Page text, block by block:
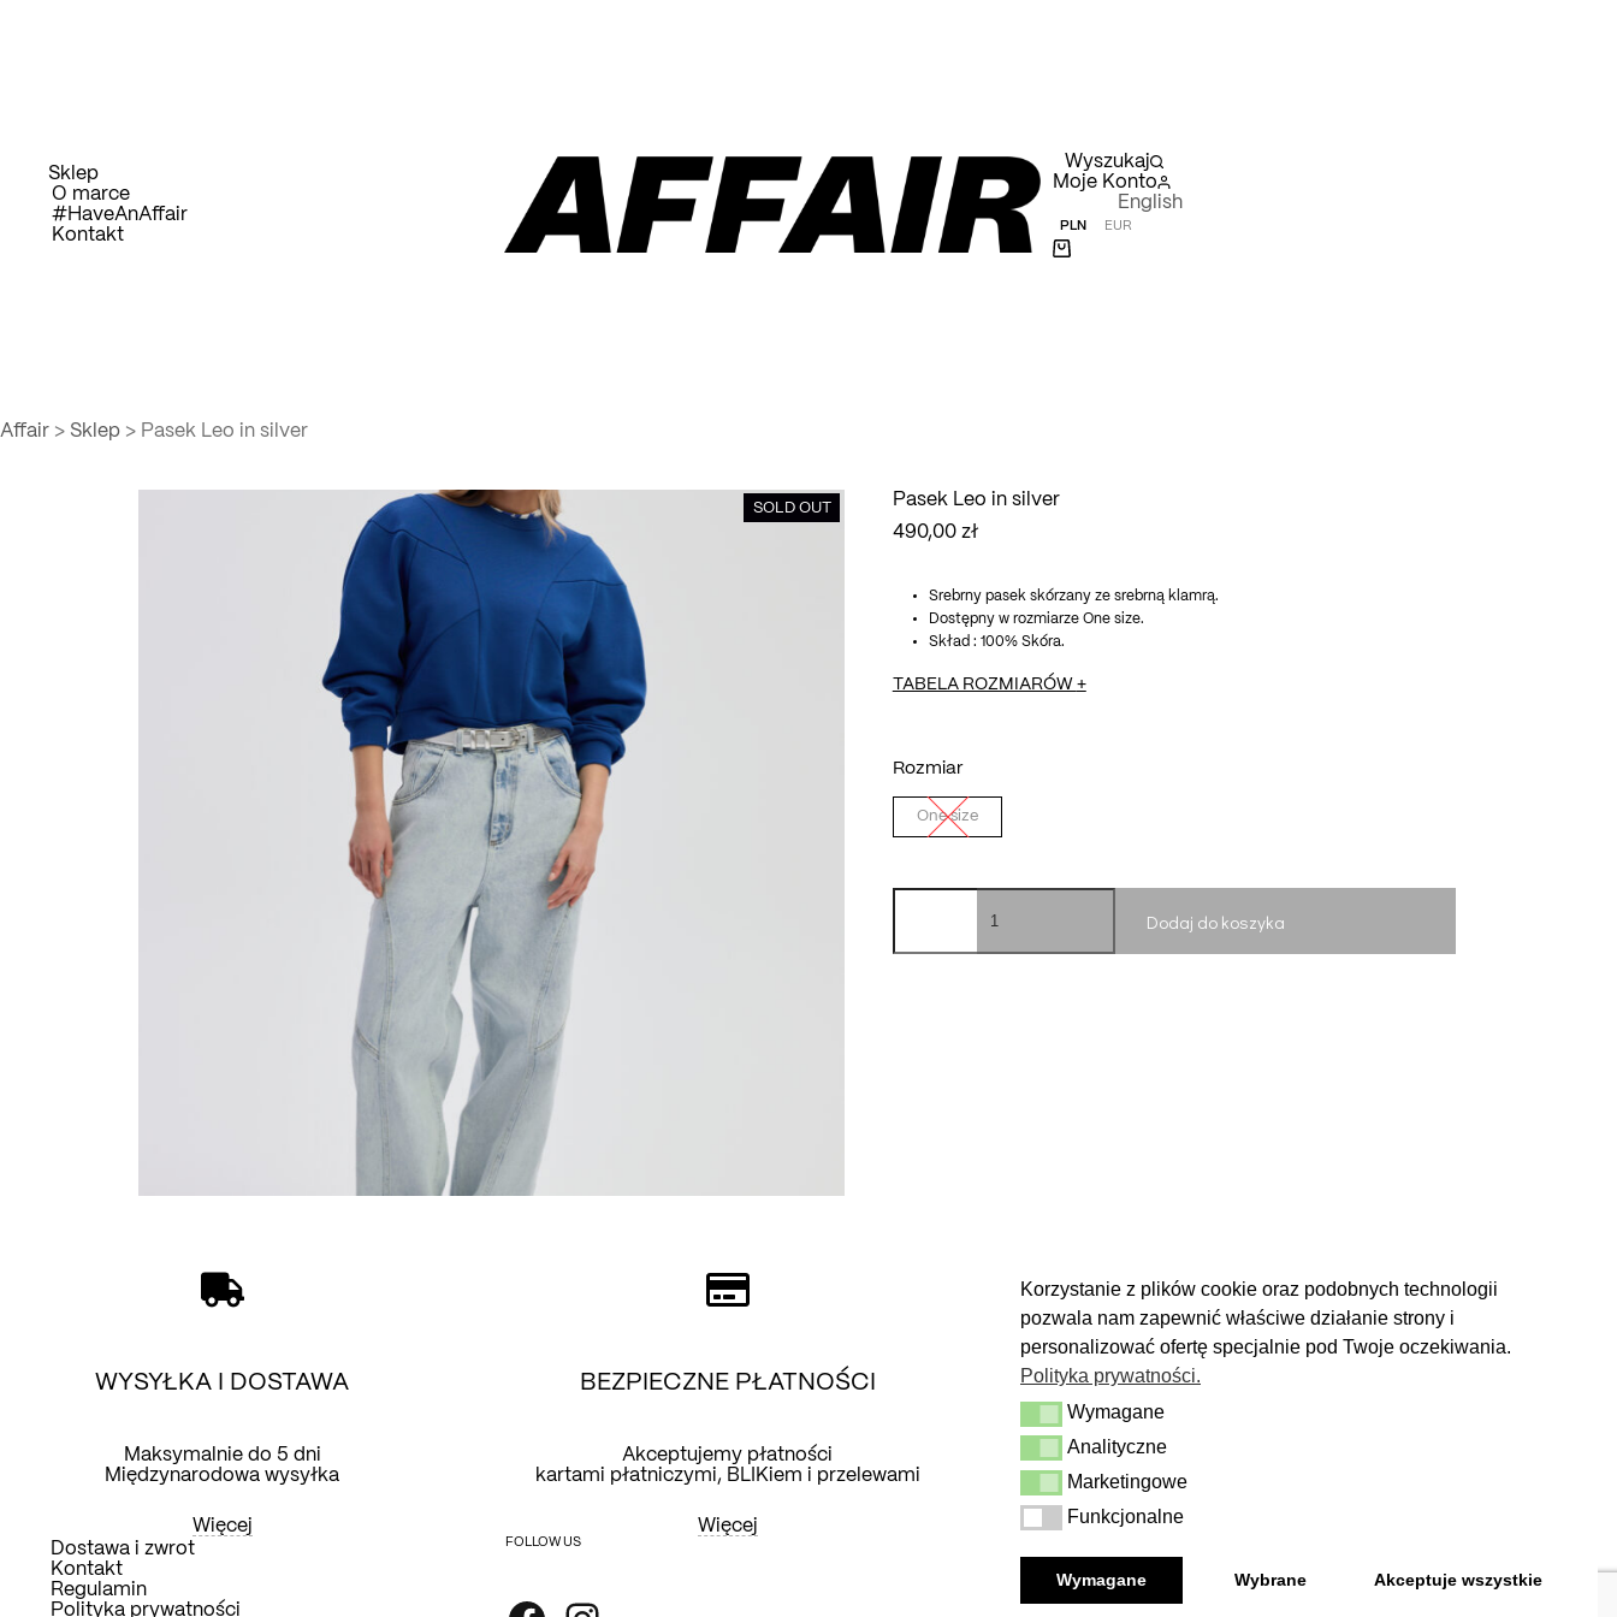
Korzystanie z plików cookie oraz podobnych technologii
pozwala nam zapewnić właściwe działanie strony i
personalizować ofertę specjalnie pod Twoje oczekiwania.
Polityka prywatności.
Wymagane
Wymagane
Analityczne
Analityczne
Marketingowe
Marketingowe
Funkcjonalne
Funkcjonalne
Wymagane Wybrane Akceptuje wszystkie
Sklep
O marce
#HaveAnAffair
Kontakt
Wyszukaj
Moje Konto
English
PLN EUR
Koszyk
Affair > Sklep > Pasek Leo in silver
SOLD OUT
Pasek Leo in silver
490,00 zł
Srebrny pasek skórzany ze srebrną klamrą.
Dostępny w rozmiarze One size.
Skład : 100% Skóra.
TABELA ROZMIARÓW +
Rozmiar
One size
in
Dodaj do koszyka
WYSYŁKA I DOSTAWA
Maksymalnie do 5 dni
Międzynarodowa wysyłka
Więcej
BEZPIECZNE PŁATNOŚCI
Akceptujemy płatności
kartami płatniczymi, BLIKiem i przelewami
Więcej
ZWROTY
Masz 14 dni na podjęcie
decyzji i spokojne rozważenie zakupu.
Dostawa i zwrot
Kontakt
Regulamin
Polityka prywatności
FOLLOW US